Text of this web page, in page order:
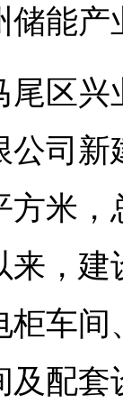
储能
尾区
公司新
方米，
来，
柜车
及配